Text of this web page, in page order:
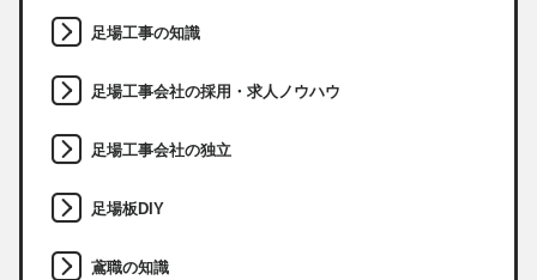
足場工事の知識
足場工事会社の採用・求人ノウハウ
足場工事会社の独立
足場板DIY
鳶職の知識